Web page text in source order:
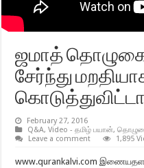
ஜமாத்
சேர்ந்து
February 27, 2016
Q&A,Video - தமிழ் பயான்,
Leave a comment
1,895
www.qurankalvi.com